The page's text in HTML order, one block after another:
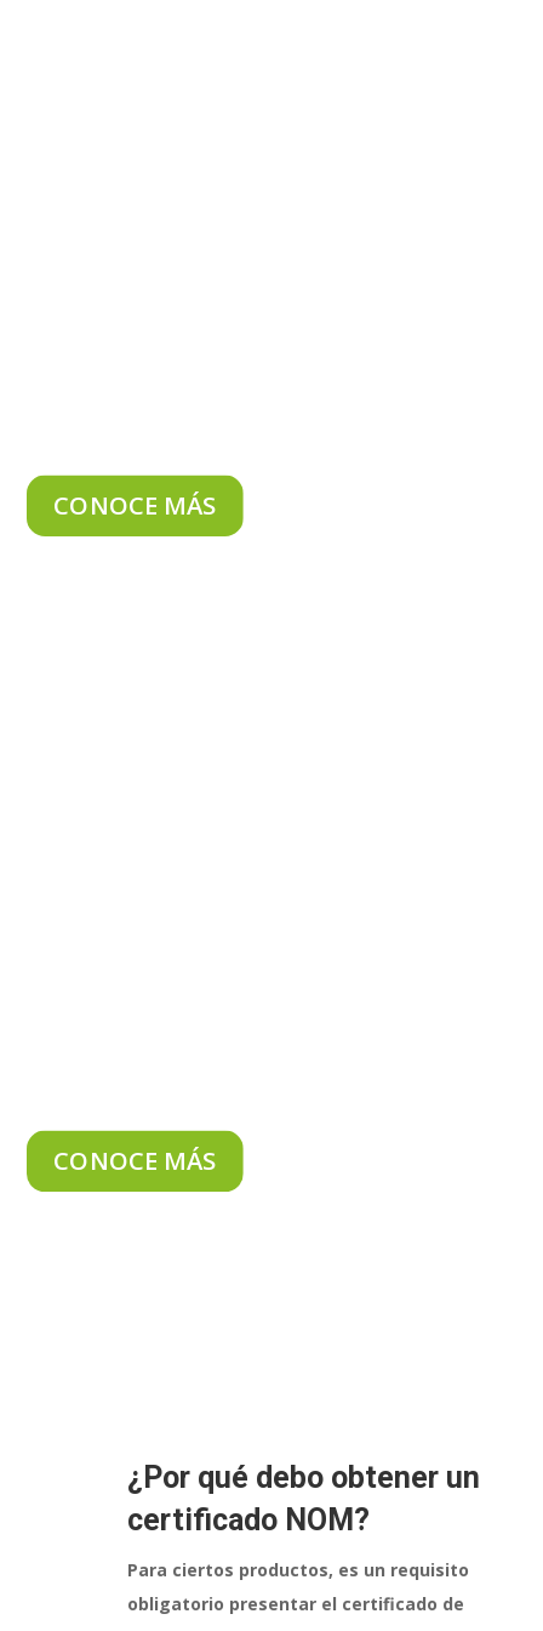
CONOCE MÁS
CONOCE MÁS
¿Por qué debo obtener un
certificado NOM?
Para ciertos productos, es un requisito
obligatorio presentar el certificado de